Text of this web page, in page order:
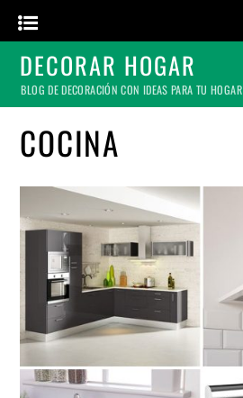
DECORAR HOGAR
BLOG DE DECORACIÓN CON IDEAS PARA TU HOGAR
COCINA